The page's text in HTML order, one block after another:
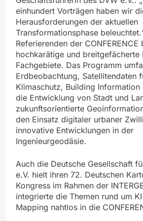
einhundert Vorträgen haben wir
Herausforderungen der aktuellen
Transformationsphase
Referierenden der CONFERENCE
hochkarätige und breitgefächerte
Fachgebiete. Das Programm
Erdbeobachtung, Satellitendaten
Klimaschutz, Building Information
die Entwicklung von Stadt und
zukunftsorientierte
den Einsatz digitaler urbaner
innovative Entwicklungen in der
Ingenieurgeodäsie.
Auch die Deutsche Gesellschaft
e.V. hielt ihren 72. Deutschen
Kongress im Rahmen der
integrierte die Themen rund um
Mapping nahtlos in die